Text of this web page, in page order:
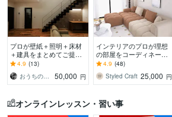
プロが壁紙＋照明＋床材
＋建具をまとめてご提案
します 一級建築士が床
材・壁紙・建具・照明選
びを品番・価格つきで提
案
4.9 (13)
50,000 円
インテリアのプロが理想
の部屋をコーディネート
します 現役インテリアコ
ーディネーターが3Dパー
ス付きで提案します
4.9 (48)
Styled Craft 25,000 円
オンラインレッスン・習い事